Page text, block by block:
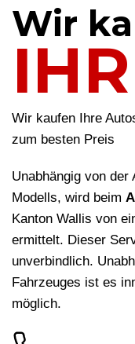
Wir
Wir kaufen Ihre
zum besten Preis
Unabhängig von
Modells, wird beim
Kanton Wallis von
ermittelt. Dieser
unverbindlich.
Fahrzeuges ist es
möglich.